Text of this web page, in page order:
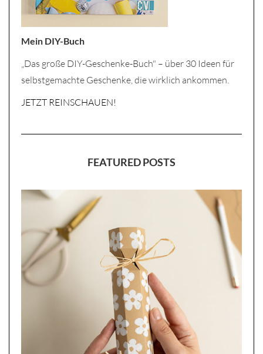
Mein DIY-Buch
„Das große DIY-Geschenke-Buch" – über 30 Ideen für
selbstgemachte Geschenke, die wirklich ankommen.
JETZT REINSCHAUEN!
FEATURED POSTS